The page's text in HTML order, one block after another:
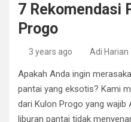
7 Rekomendasi
Progo
3 years ago Adi Harian
Apakah Anda ingin
pantai yang eksotis? Kami
dari Kulon Progo yang wajib
liburan pantai tidak